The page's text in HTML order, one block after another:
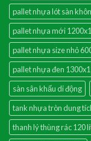
pallet nhựa lót sàn
pallet nhựa mới
pallet nhựa size nhỏ
pallet nhựa đen
sàn sân khấu di động
tank nhựa tròn dung
thanh lý thùng rác 120